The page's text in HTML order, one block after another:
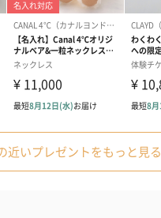
近いプレゼントをもっと見る